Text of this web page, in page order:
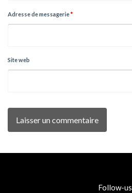
Adresse de messagerie*
Site web
Follow-us